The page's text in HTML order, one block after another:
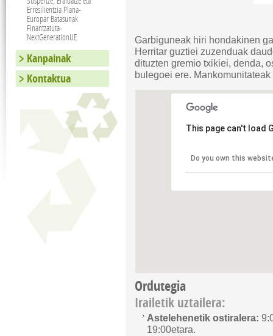
Garbiguneak hiri hondakinen
Herritar guztiei zuzenduak
dituzten gremio txikiei, denda,
bulegoei ere.
This page can't load
Do you own this
Ordutegia
Irailetik uztailera:
Astelehenetik ostiralera:
19:00etara.
Erresilientzia Plana-
Europar Batasunak
Finantzatuta-
NextGenerationUE
Kanpainak
Kontaktua